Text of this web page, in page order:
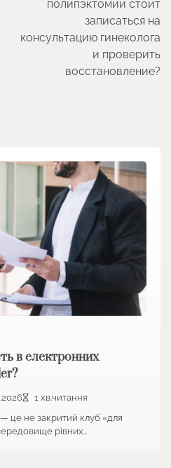
полипэктомии стоит
записаться на
консультацию гинеколога
и проверить
восстановление?
в електронних
1 хв.читання
— це не закритий клуб «для
рівних…